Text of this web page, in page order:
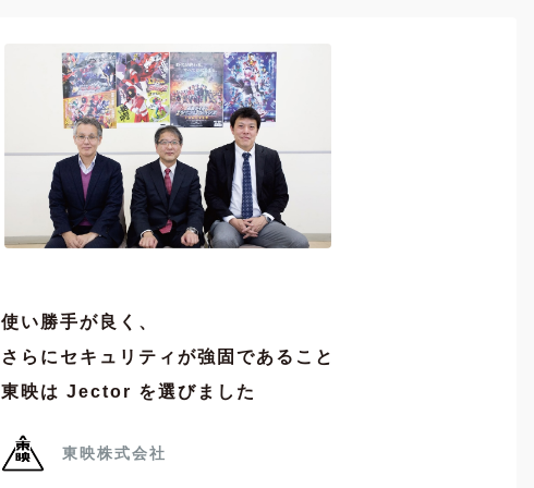
使い勝手が良く、
さらにセキュリティが強固であること
東映は Jector を選びました
東映株式会社